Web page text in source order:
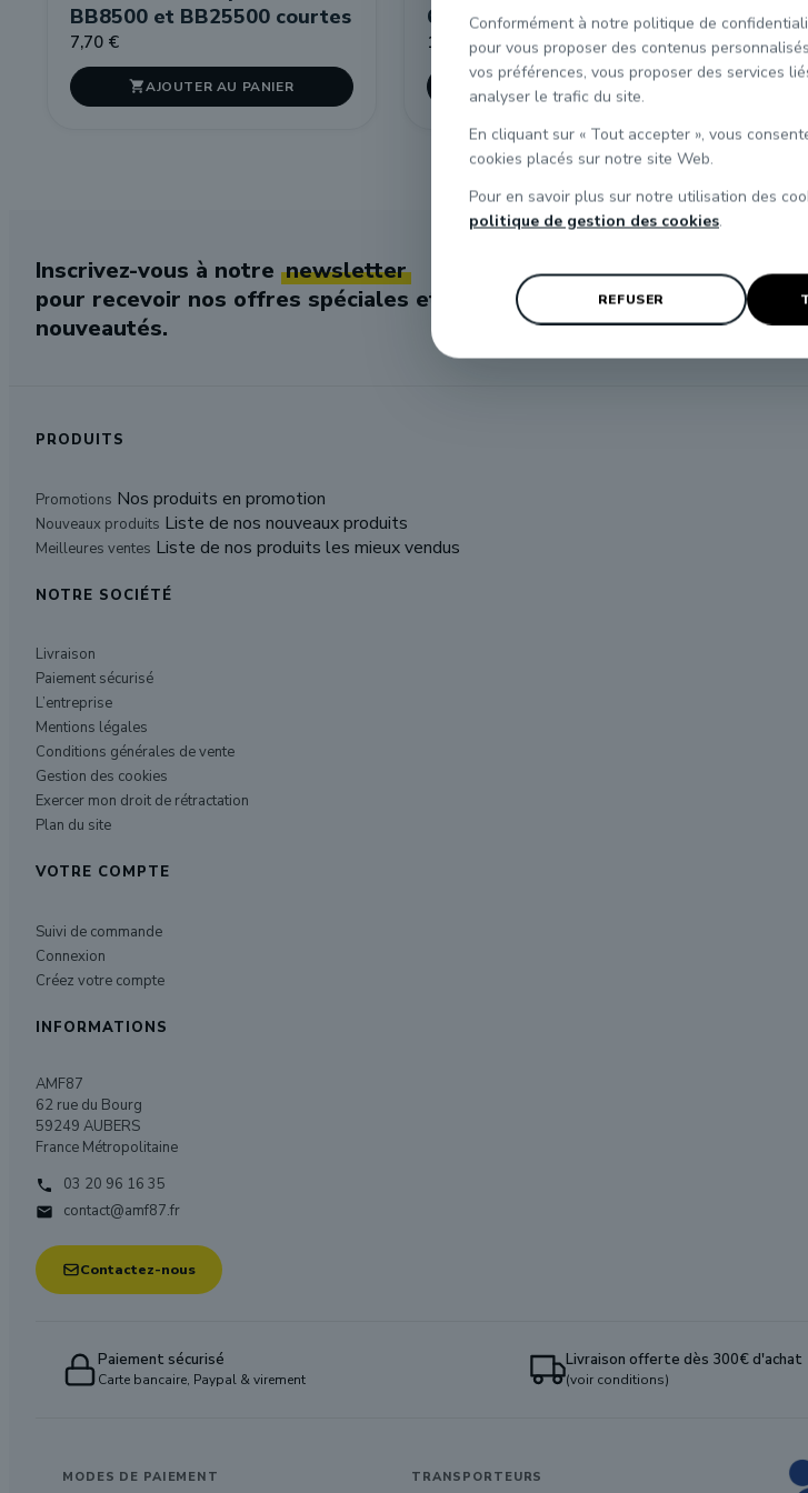
BB8500 et BB25500 courtes
7,70 €
AJOUTER AU PANIER
63000 63500 R37 et REE
16,50 €
 AJOUTER AU PANIER
Inscrivez-vous à notre newsletter
pour recevoir nos offres spéciales et
nouveautés.
PRODUITS
Promotions Nos produits en promotion
Nouveaux produits Liste de nos nouveaux produits
Meilleures ventes Liste de nos produits les mieux vendus
NOTRE SOCIÉTÉ
Livraison
Paiement sécurisé
L’entreprise
Mentions légales
Conditions générales de vente
Gestion des cookies
Exercer mon droit de rétractation
Plan du site
VOTRE COMPTE
Suivi de commande
Connexion
Créez votre compte
INFORMATIONS
AMF87
62 rue du Bourg
59249 AUBERS
France Métropolitaine
 03 20 96 16 35
 contact@amf87.fr
Contactez-nous
Paiement sécurisé
Carte bancaire, Paypal & virement
Livraison offerte dès 300€ d'achat
(voir conditions)
MODES DE PAIEMENT TRANSPORTEURS
Conformément à notre politique de
pour vous proposer des contenus
vos préférences, vous proposer des services
analyser le trafic du site.
En cliquant sur « Tout accepter », vous
cookies placés sur notre site Web.
Pour en savoir plus sur notre utilisation des
politique de gestion des cookies.
REFUSER